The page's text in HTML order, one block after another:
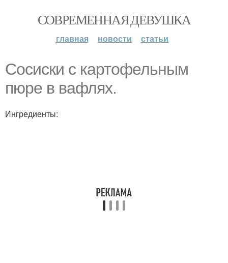
СОВРЕМЕННАЯ ДЕВУШКА
главная новости статьи
Сосиски с картофельным
пюре в вафлях.
Ингредиенты: